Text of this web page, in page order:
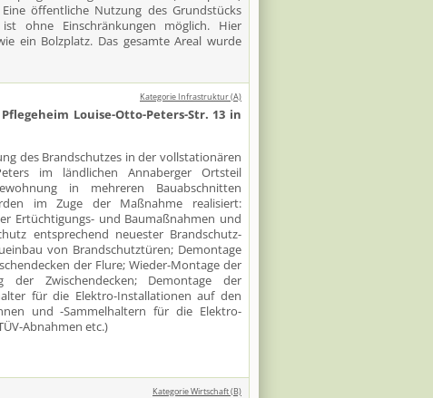
öffentliche Nutzung des Grundstücks
ohne Einschränkungen möglich. Hier
ein Bolzplatz. Das gesamte Areal wurde
Kategorie Infrastruktur (A)
Louise-Otto-Peters-Str. 13 in
des Brandschutzes in der vollstationären
im ländlichen Annaberger Ortsteil
in mehreren Bauabschnitten
im Zuge der Maßnahme realisiert:
Ertüchtigungs- und Baumaßnahmen und
entsprechend neuester Brandschutz-
von Brandschutztüren; Demontage
der Flure; Wieder-Montage der
der Zwischendecken; Demontage der
für die Elektro-Installationen auf den
und -Sammelhaltern für die Elektro-
Abnahmen etc.)
Kategorie Wirtschaft (B)